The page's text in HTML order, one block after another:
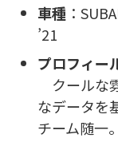
車種 ：
’21
プロフィー
クールな
なデータを
チーム随一